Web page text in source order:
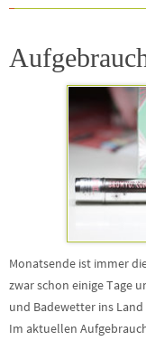
Monatsende ist immer
zwar schon einige Tage
und Badewetter ins
Im aktuellen